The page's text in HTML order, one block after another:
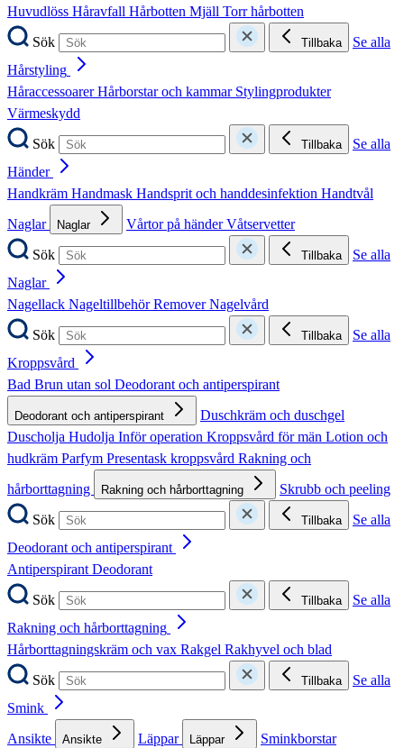
Huvudlöss Håravfall Hårbotten Mjäll Torr hårbotten
Sök
Tillbaka
Se alla
Hårstyling
HåraccessoarerHårborstar och kammar Stylingprodukter
Värmeskydd
Sök
Tillbaka
Se alla
Händer
Handkräm Handmask Handsprit och handdesinfektion Handtvål
Naglar
Naglar Vårtor på händerVåtservetter
Sök
Tillbaka
Se alla
Naglar
Nagellack NageltillbehörRemoverNagelvård
Sök
Tillbaka
Se alla
Kroppsvård
Bad Brun utan sol Deodorant och antiperspirant
Deodorant och antiperspirant
Duschkräm och duschgel
Duscholja Hudolja Inför operation Kroppsvård för män Lotion och
hudkräm Parfym Presentask kroppsvård Rakning och
hårborttagning
Rakning och hårborttagning
Skrubb och peeling
Sök
Tillbaka
Se alla
Deodorant och antiperspirant
AntiperspirantDeodorant
Sök
Tillbaka
Se alla
Rakning och hårborttagning
Hårborttagningskräm och vax Rakgel Rakhyvel och blad
Sök
Tillbaka
Se alla
Smink
Ansikte
Ansikte Läppar Läppar
Sminkborstar